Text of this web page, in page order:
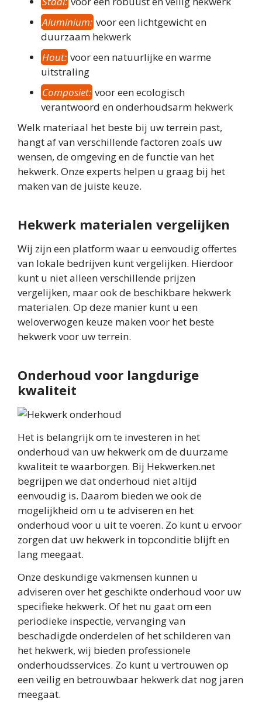
Aluminium: voor een lichtgewicht en
duurzaam hekwerk
Hout: voor een natuurlijke en warme
uitstraling
Composiet: voor een ecologisch
verantwoord en onderhoudsarm hekwerk
Welk materiaal het beste bij uw terrein past,
hangt af van verschillende factoren zoals uw
wensen, de omgeving en de functie van het
hekwerk. Onze experts helpen u graag bij het
maken van de juiste keuze.
Hekwerk materialen vergelijken
Wij zijn een platform waar u eenvoudig offertes
van lokale bedrijven kunt vergelijken. Hierdoor
kunt u niet alleen verschillende prijzen
vergelijken, maar ook de beschikbare hekwerk
materialen. Op deze manier kunt u een
weloverwogen keuze maken voor het beste
hekwerk voor uw terrein.
Onderhoud voor langdurige
kwaliteit
Het is belangrijk om te investeren in het
onderhoud van uw hekwerk om de duurzame
kwaliteit te waarborgen. Bij Hekwerken.net
begrijpen we dat onderhoud niet altijd
eenvoudig is. Daarom bieden we ook de
mogelijkheid om u te adviseren en het
onderhoud voor u uit te voeren. Zo kunt u ervoor
zorgen dat uw hekwerk in topconditie blijft en
lang meegaat.
Onze deskundige vakmensen kunnen u
adviseren over het geschikte onderhoud voor uw
specifieke hekwerk. Of het nu gaat om een
periodieke inspectie, vervanging van
beschadigde onderdelen of het schilderen van
het hekwerk, wij bieden professionele
onderhoudsservices. Zo kunt u vertrouwen op
een veilig en betrouwbaar hekwerk dat nog jaren
meegaat.